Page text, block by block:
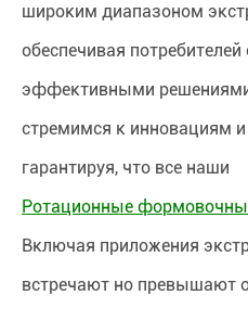
широким диапазоном
обеспечивая
эффективными
стремимся к инновациям и
гарантируя, что все наши
Ротационные
Включая приложения
встречают но превышают